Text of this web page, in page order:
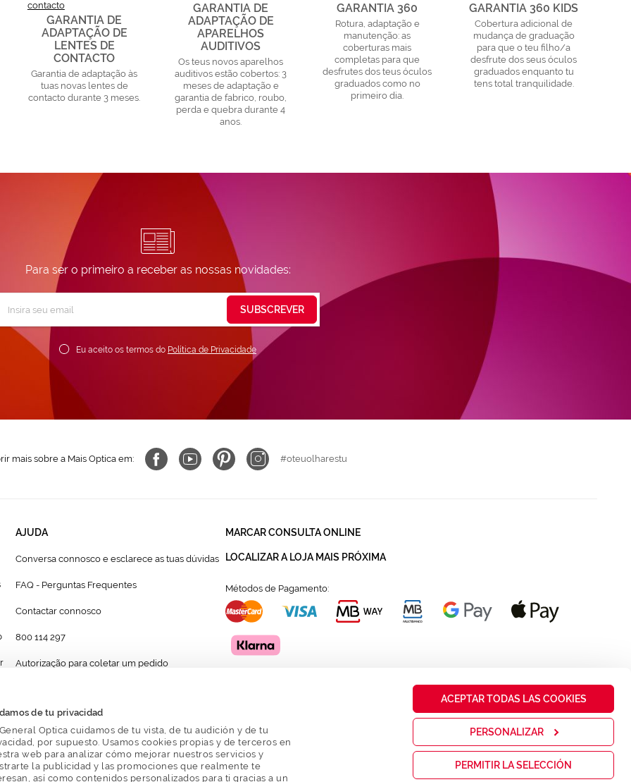
de tu privacidad
Optica cuidamos de tu vista, de tu audición y de tu
por supuesto. Usamos cookies propias y de terceros en
web para analizar cómo mejorar nuestros servicios y
la publicidad y las promociones que realmente te
así como contenidos personalizados para ti gracias a un
ACEPTAR TODAS LAS COOKIES
PERSONALIZAR
PERMITIR LA SELECCIÓN
GARANTIA DE
ADAPTAÇÃO DE
LENTES DE
CONTACTO
Garantia de adaptação às
tuas novas lentes de
contacto durante 3 meses.
GARANTIA DE
ADAPTAÇÃO DE
APARELHOS
AUDITIVOS
Os teus novos aparelhos
auditivos estão cobertos: 3
meses de adaptação e
garantia de fabrico, roubo,
perda e quebra durante 4
anos.
GARANTIA 360
Rotura, adaptação e
manutenção: as
coberturas mais
completas para que
desfrutes dos teus óculos
graduados como no
primeiro dia.
GARANTIA 360 KIDS
Cobertura adicional de
mudança de graduação
para que o teu filho/a
desfrute dos seus óculos
graduados enquanto tu
tens total tranquilidade.
Para ser o primeiro a receber as nossas novidades:
Newsletter:
Eu aceito os termos do Política de Privacidade
SUBSCREVER
mais sobre a Mais Optica em: #oteuolharestu
AJUDA
Conversa connosco e esclarece as tuas dúvidas
FAQ - Perguntas Frequentes
Contactar connosco
800 114 297
Autorização para coletar um pedido
MARCAR CONSULTA ONLINE
LOCALIZAR A LOJA MAIS PRÓXIMA
Métodos de Pagamento: